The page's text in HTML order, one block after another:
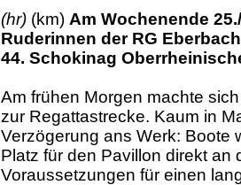
(hr) (km) Am Wochenende
Ruderinnen der RG
44. Schokinag
Am frühen Morgen machte
zur Regattastrecke. Kaum in
Verzögerung ans Werk: Boote
Platz für den Pavillon direkt an
Voraussetzungen für einen